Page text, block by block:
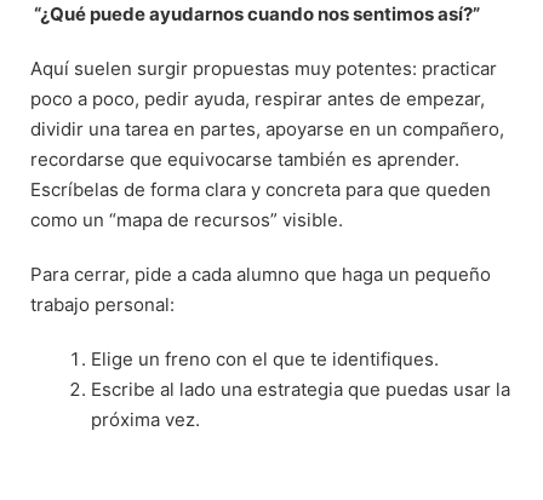
“¿Qué puede ayudarnos cuando nos sentimos así?”
Aquí suelen surgir propuestas muy potentes: practicar
poco a poco, pedir ayuda, respirar antes de empezar,
dividir una tarea en partes, apoyarse en un compañero,
recordarse que equivocarse también es aprender.
Escríbelas de forma clara y concreta para que queden
como un “mapa de recursos” visible.
Para cerrar, pide a cada alumno que haga un pequeño
trabajo personal:
Elige un freno con el que te identifiques.
Escribe al lado una estrategia que puedas usar la
próxima vez.